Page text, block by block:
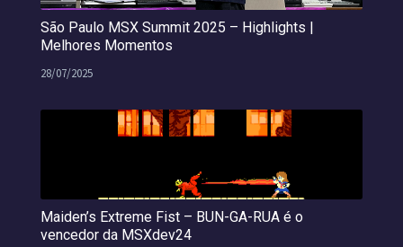
São Paulo MSX Summit 2025 – Highlights |
Melhores Momentos
28/07/2025
Maiden’s Extreme Fist – BUN-GA-RUA é o
vencedor da MSXdev24